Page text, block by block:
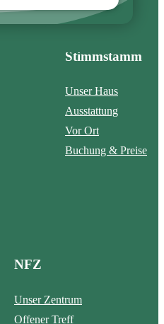
Stimmstamm
Unser Haus
Ausstattung
Vor Ort
Buchung & Preise
NFZ
Unser Zentrum
Offener Treff